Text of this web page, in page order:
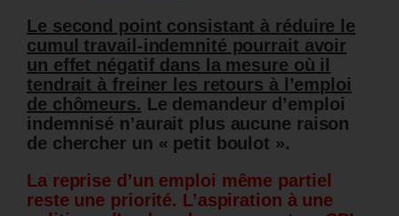
Le second point consistant à réduire le
cumul travail-indemnité pourrait avoir
un effet négatif dans la mesure où il
tendrait à freiner les retours à l’emploi
de chômeurs. Le demandeur d’emploi
indemnisé n’aurait plus aucune raison
de chercher un « petit boulot ».
La reprise d’un emploi même partiel
reste une priorité. L’aspiration à une